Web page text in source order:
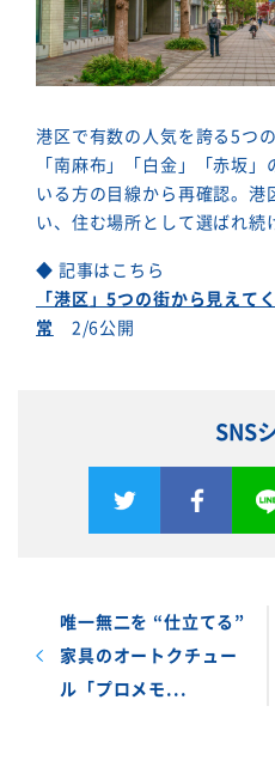
港区で有数の人気を誇る5つ
「南麻布」「白金」「赤坂
いる方の目線から再確認。港
い、住む場所として選ばれ続
◆ 記事はこちら
「港区」5つの街から見えて
常
2/6公開
SNS
唯一無二を “仕立てる”
家具のオートクチュー
ル「プロメモ...